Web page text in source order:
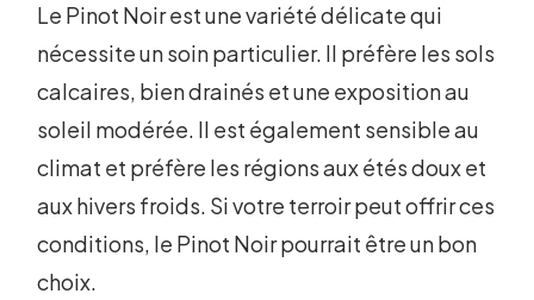
Le Pinot Noir est une variété délicate qui
nécessite un soin particulier. Il préfère les sols
calcaires, bien drainés et une exposition au
soleil modérée. Il est également sensible au
climat et préfère les régions aux étés doux et
aux hivers froids. Si votre terroir peut offrir ces
conditions, le Pinot Noir pourrait être un bon
choix.